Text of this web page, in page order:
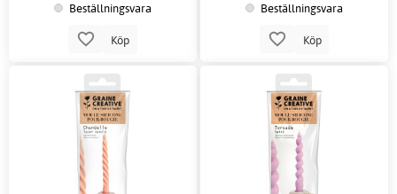
Beställningsvara
Köp
Beställningsvara
Köp